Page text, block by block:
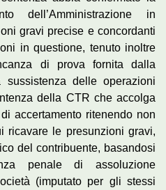
dell’Amministrazione in
gravi precise e concordanti
in questione, tenuto inoltre
di prova fornita dalla
sussistenza delle operazioni
della CTR che accolga
accertamento ritenendo non
ricavare le presunzioni gravi,
del contribuente, basandosi
penale di assoluzione
(imputato per gli stessi